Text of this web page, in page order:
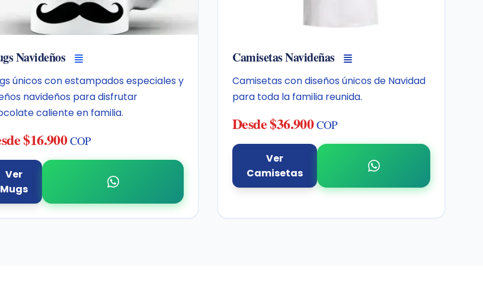
Navideños
únicos con estampados especiales y
navideños para disfrutar
caliente en familia.
$16.900COP
Ver
Mugs
Camisetas Navideñas
Camisetas con diseños únicos de Navidad
para toda la familia reunida.
Desde $36.900COP
Ver
Camisetas